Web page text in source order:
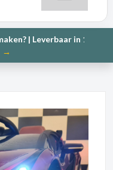
| Leverbaar in 1000 en
→